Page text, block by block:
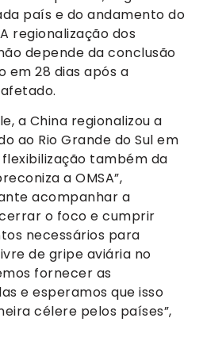
país e do andamento do
regionalização dos
depende da conclusão
em 28 dias após a
a China regionalizou a
ao Rio Grande do Sul em
flexibilização também da
a OMSA”,
acompanhar a
o foco e cumprir
necessários para
de gripe aviária no
fornecer as
e esperamos que isso
célere pelos países”,